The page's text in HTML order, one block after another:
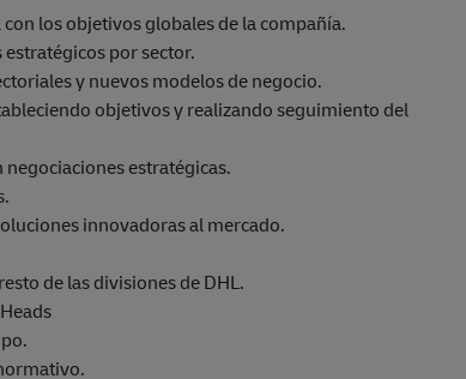
los objetivos globales de la compañía.
por sector.
y nuevos modelos de negocio.
objetivos y realizando seguimiento del
estratégicas.
innovadoras al mercado.
de las divisiones de DHL.